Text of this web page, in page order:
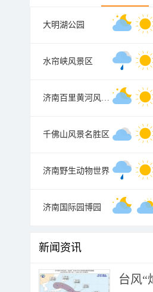
大明湖公园
水帘峡风景区
济南百里黄河风景区东区
千佛山风景名胜区
济南野生动物世界
济南国际园博园
新闻资讯
台风“